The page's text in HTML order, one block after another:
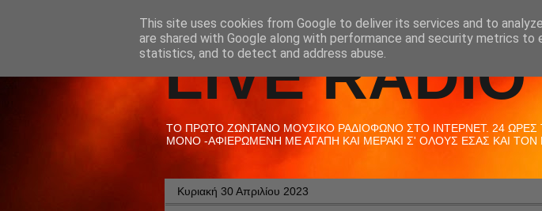
LIVE RADIO
ΤΟ ΠΡΩΤΟ ΖΩΝΤΑΝΟ ΜΟΥΣΙΚΟ ΡΑΔΙΟΦΩΝΟ ΣΤΟ ΙΝΤΕΡΝΕΤ. 24 ΩΡΕΣ
ΜΟΝΟ -ΑΦΙΕΡΩΜΕΝΗ ΜΕ ΑΓΑΠΗ ΚΑΙ ΜΕΡΑΚΙ Σ' ΟΛΟΥΣ ΕΣΑΣ ΚΑΙ ΤΟΝ
Κυριακή 30 Απριλίου 2023
This site uses cookies from Google to deliver its services and to
are shared with Google along with performance and security metrics to
statistics, and to detect and address abuse.